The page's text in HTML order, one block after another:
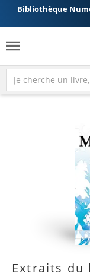
Bibliothèque
Extraits du